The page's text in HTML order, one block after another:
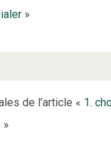
»
de l’article « 1.
»